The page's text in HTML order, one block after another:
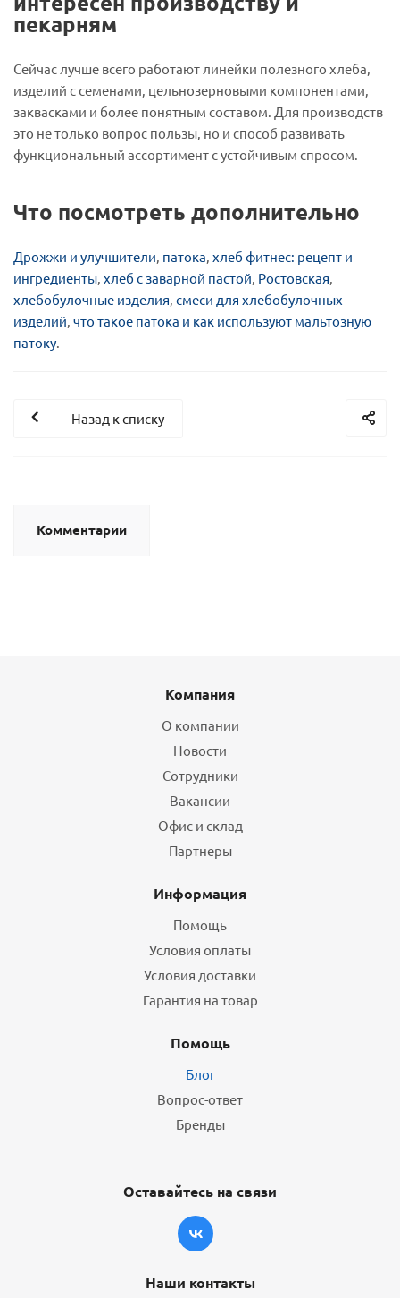
пекарням
Сейчас лучше всего работают линейки полезного хлеба,
изделий с семенами, цельнозерновыми компонентами,
заквасками и более понятным составом. Для производств
это не только вопрос пользы, но и способ развивать
функциональный ассортимент с устойчивым спросом.
Что посмотреть дополнительно
Дрожжи и улучшители патока хлеб фитнес: рецепт и
ингредиенты хлеб с заварной пастой Ростовская
хлебобулочные изделия смеси для хлебобулочных
изделий что такое патока и как используют мальтозную
патоку
Назад к списку
Комментарии
Компания
О компании
Новости
Сотрудники
Вакансии
Офис и склад
Партнеры
Информация
Помощь
Условия оплаты
Условия доставки
Гарантия на товар
Помощь
Блог
Вопрос-ответ
Бренды
Оставайтесь на связи
Наши контакты